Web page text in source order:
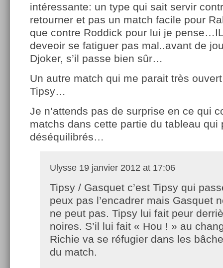
intéressante: un type qui sait servir
retourner et pas un match facile pour
que contre Roddick pour lui je
deveoir se fatiguer pas mal..avant de
Djoker, s’il passe bien sûr…
Un autre match qui me parait très
Tipsy…
Je n’attends pas de surprise en ce qui
matchs dans cette partie du tableau qui
déséquilibrés…
Ulysse 19 janvier 2012 at 17:06
Tipsy / Gasquet c’est Tipsy qui
peux pas l’encadrer mais Gasquet
ne peut pas. Tipsy lui fait peur
noires. S’il lui fait « Hou ! » au
Richie va se réfugier dans les
du match.